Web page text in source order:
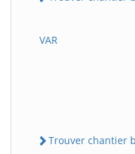
VAR
Trouver chantier